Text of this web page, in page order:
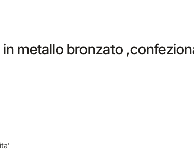
metallo bronzato